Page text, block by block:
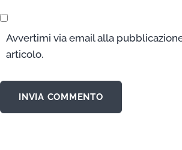
Avvertimi via email alla
articolo.